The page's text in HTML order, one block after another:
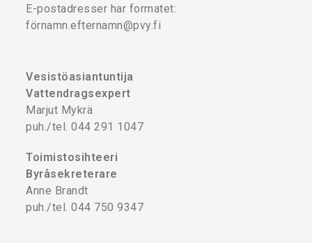
E-postadresser har formatet:
förnamn.efternamn@pvy.fi
Vesistöasiantuntija
Vattendragsexpert
Marjut Mykrä
puh./tel. 044 291 1047
Toimistosihteeri
Byråsekreterare
Anne Brandt
puh./tel. 044 750 9347